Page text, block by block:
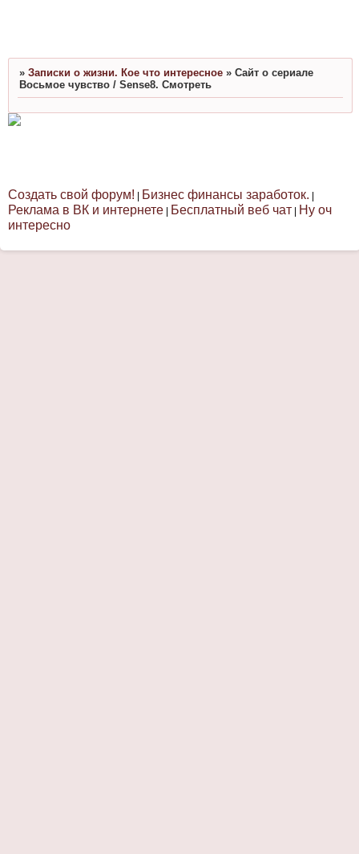
» Записки о жизни. Кое что интересное » Сайт о сериале
Восьмое чувство / Sense8. Смотреть
Создать свой форум! Бизнес финансы заработок.
Реклама в ВК и интернете Бесплатный веб чат Ну оч
интересно